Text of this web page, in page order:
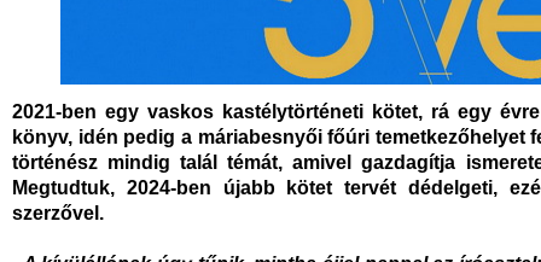
2021-ben egy vaskos kastélytörténeti kötet, rá egy
könyv, idén pedig a máriabesnyői főúri temetkezőhelyet
történész mindig talál témát, amivel gazdagítja
Megtudtuk, 2024-ben újabb kötet tervét dédelgeti,
szerzővel.